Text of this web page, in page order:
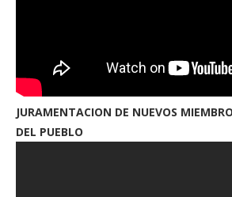
JURAMENTACION DE NUEVOS
DEL PUEBLO